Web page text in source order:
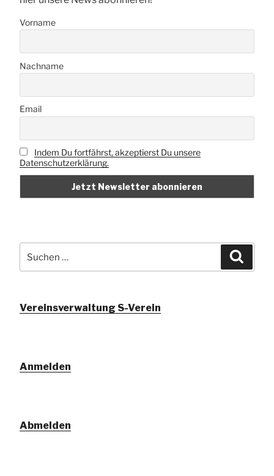
Vorname
Nachname
Email
Indem Du fortfährst, akzeptierst Du unsere
Datenschutzerklärung.
nach:
Vereinsverwaltung S-Verein
Anmelden
Abmelden